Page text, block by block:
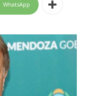
WhatsApp